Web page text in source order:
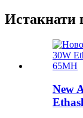
Истакнати
New